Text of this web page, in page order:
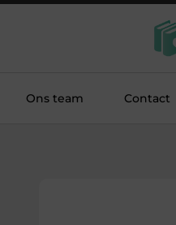
Ons team Contact